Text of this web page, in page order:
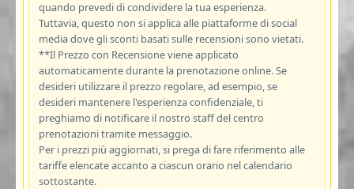
quando prevedi di condividere la tua esperienza.
Tuttavia, questo non si applica alle piattaforme di social
media dove gli sconti basati sulle recensioni sono vietati.
**Il Prezzo con Recensione viene applicato
automaticamente durante la prenotazione online. Se
desideri utilizzare il prezzo regolare, ad esempio, se
desideri mantenere l'esperienza confidenziale, ti
preghiamo di notificare il nostro staff del centro
prenotazioni tramite messaggio.
Per i prezzi più aggiornati, si prega di fare riferimento alle
tariffe elencate accanto a ciascun orario nel calendario
sottostante.